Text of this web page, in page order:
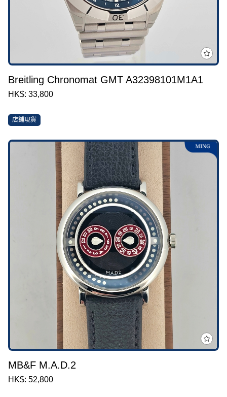
Breitling Chronomat GMT A32398101M1A1
HK$: 33,800
店鋪現貨
MB&F M.A.D.2
HK$: 52,800